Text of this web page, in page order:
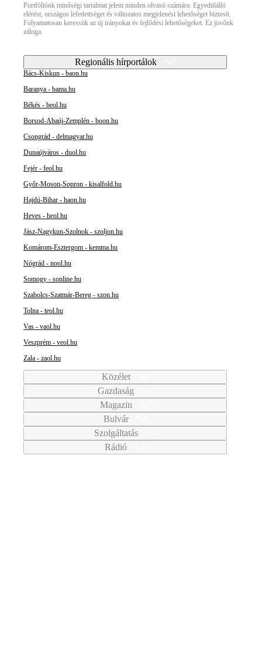
Portfóliónk minőségi tartalmat jelent minden olvasó számára. Egyedülálló
elérést, országos lefedettséget és változatos megjelenési lehetőséget biztosít.
Folyamatosan keressük az új irányokat és fejlődési lehetőségeket. Ez jövőnk
záloga.
Regionális hírportálok
Bács-Kiskun - baon.hu
Baranya - bama.hu
Békés - beol.hu
Borsod-Abaúj-Zemplén - boon.hu
Csongrád - delmagyar.hu
Dunaújváros - duol.hu
Fejér - feol.hu
Győr-Moson-Sopron - kisalfold.hu
Hajdú-Bihar - haon.hu
Heves - heol.hu
Jász-Nagykun-Szolnok - szoljon.hu
Komárom-Esztergom - kemma.hu
Nógrád - nool.hu
Somogy - sonline.hu
Szabolcs-Szatmár-Bereg - szon.hu
Tolna - teol.hu
Vas - vaol.hu
Veszprém - veol.hu
Zala - zaol.hu
Közélet
Gazdaság
Magazin
Bulvár
Szolgáltatás
Rádió